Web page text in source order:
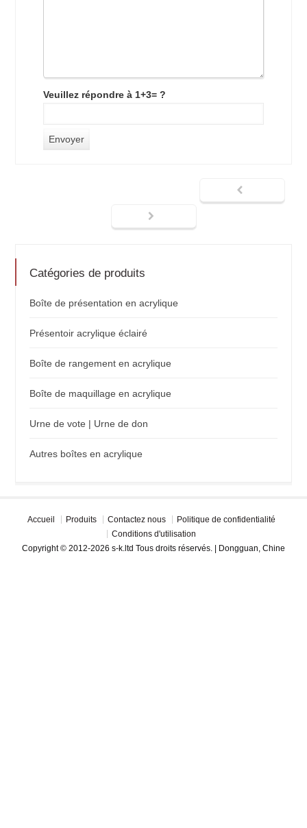
Veuillez répondre à 1+3= ?
Catégories de produits
Boîte de présentation en acrylique
Présentoir acrylique éclairé
Boîte de rangement en acrylique
Boîte de maquillage en acrylique
Urne de vote | Urne de don
Autres boîtes en acrylique
Accueil Produits Contactez nous
Politique de confidentialité
Conditions d'utilisation
Copyright © 2012-2026 s-k.ltd Tous droits réservés. | Dongguan, Chine